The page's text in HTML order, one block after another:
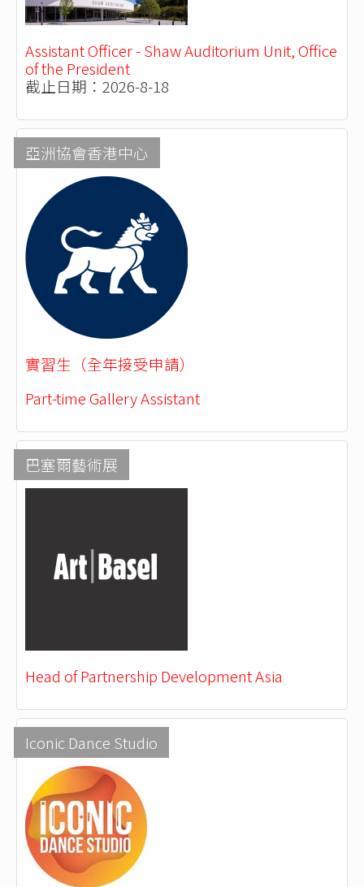
Assistant Officer - Shaw Auditorium Unit, Office
of the President
截止日期：2026-8-18
亞洲協會香港中心
實習生（全年接受申請）
Part-time Gallery Assistant
巴塞爾藝術展
Head of Partnership Development Asia
Iconic Dance Studio